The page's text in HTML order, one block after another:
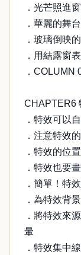
．光芒照進
．華麗的舞
．玻璃倒映
．用結露窗
．COLUMN
CHAPTER6
．特效可以
．注意特效
．特效的位
．特效也要
．簡單！特
．為特效背
．將特效來
暈
．特效集中